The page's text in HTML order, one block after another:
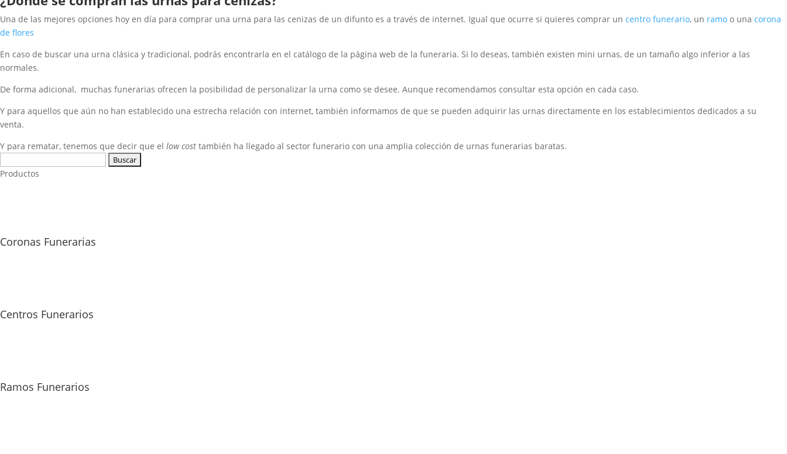
Una de las mejores opciones hoy en día para comprar una urna para las cenizas de un difunto es a través de internet. Igual que ocurre si quieres comprar un centro funerario, un ramo o una corona
de flores
En caso de buscar una urna clásica y tradicional, podrás encontrarla en el catálogo de la página web de la funeraria. Si lo deseas, también existen mini urnas, de un tamaño algo inferior a las
normales.
De forma adicional, muchas funerarias ofrecen la posibilidad de personalizar la urna como se desee. Aunque recomendamos consultar esta opción en cada caso.
Y para aquellos que aún no han establecido una estrecha relación con internet, también informamos de que se pueden adquirir las urnas directamente en los establecimientos dedicados a su
venta.
Y para rematar, tenemos que decir que el low cost también ha llegado al sector funerario con una amplia colección de urnas funerarias baratas.
Productos
Coronas Funerarias
Centros Funerarios
Ramos Funerarios